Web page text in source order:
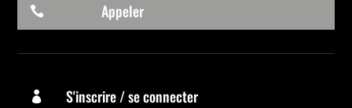
 Appeler
 S'inscrire / se connecter